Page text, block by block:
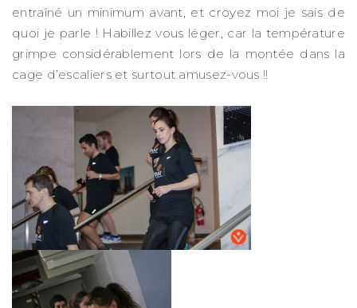
entraîné un minimum avant, et croyez moi je sais de
quoi je parle ! Habillez vous léger, car la température
grimpe considérablement lors de la montée dans la
cage d’escaliers et surtout amusez-vous !!